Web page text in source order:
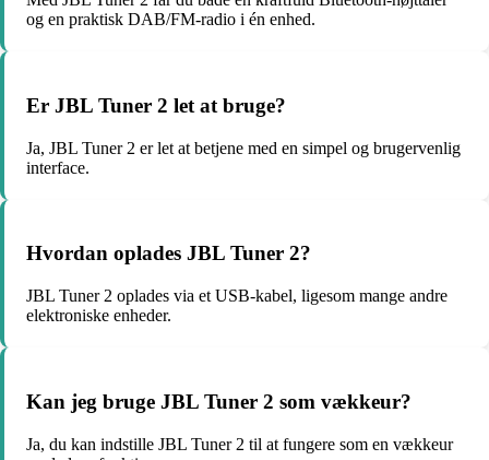
og en praktisk DAB/FM-radio i én enhed.
Er JBL Tuner 2 let at bruge?
Ja, JBL Tuner 2 er let at betjene med en simpel og brugervenlig
interface.
Hvordan oplades JBL Tuner 2?
JBL Tuner 2 oplades via et USB-kabel, ligesom mange andre
elektroniske enheder.
Kan jeg bruge JBL Tuner 2 som vækkeur?
Ja, du kan indstille JBL Tuner 2 til at fungere som en vækkeur